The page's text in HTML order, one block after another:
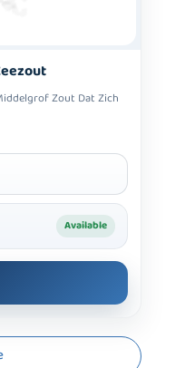
Zout Dat Zich
Available